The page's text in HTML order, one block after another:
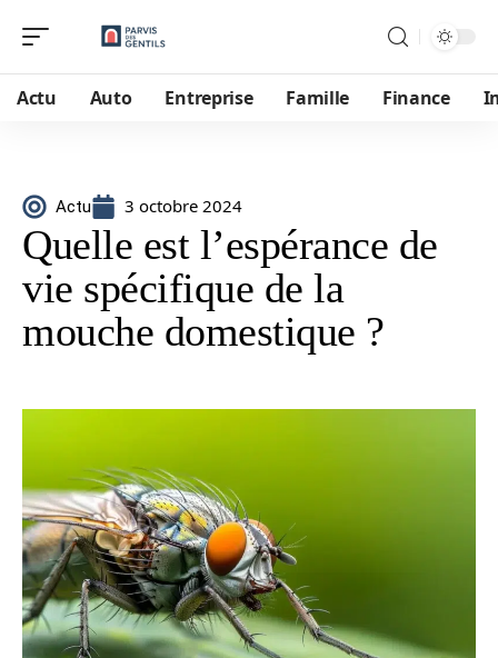
Actu Auto Entreprise Famille Finance
Actu 3 octobre 2024
Quelle est l’espérance de
vie spécifique de la
mouche domestique ?